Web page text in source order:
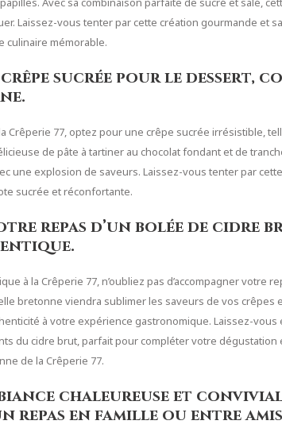
Laissez-vous tenter par cette création gourmande et
culinaire mémorable.
sucrée pour le dessert,
Crêperie 77, optez pour une crêpe sucrée irrésistible,
de pâte à tartiner au chocolat fondant et de
une explosion de saveurs. Laissez-vous tenter par
sucrée et réconfortante.
repas d’un bolée de cidre
à la Crêperie 77, n’oubliez pas d’accompagner votre
bretonne viendra sublimer les saveurs de vos crêpes
à votre expérience gastronomique. Laissez-vous
du cidre brut, parfait pour compléter votre dégustation
de la Crêperie 77.
chaleureuse et
repas en famille ou entre